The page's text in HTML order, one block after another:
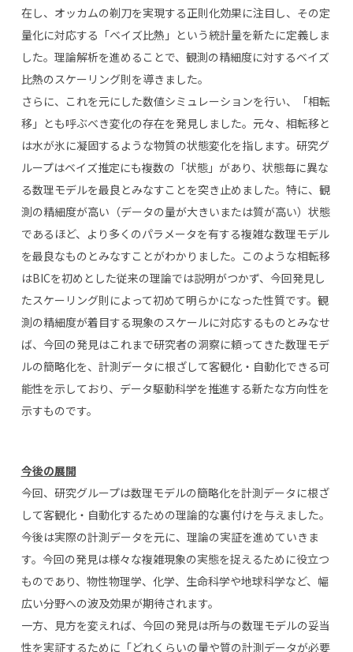
在し、オッカムの剃刀を実現する正則化効果に注目し、その定
量化に対応する「ベイズ比熱」という統計量を新たに定義しま
した。理論解析を進めることで、観測の精細度に対するベイズ
比熱のスケーリング則を導きました。
さらに、これを元にした数値シミュレーションを行い、「相転
移」とも呼ぶべき変化の存在を発見しました。元々、相転移と
は水が氷に凝固するような物質の状態変化を指します。研究グ
ループはベイズ推定にも複数の「状態」があり、状態毎に異な
る数理モデルを最良とみなすことを突き止めました。特に、観
測の精細度が高い（データの量が大きいまたは質が高い）状態
であるほど、より多くのパラメータを有する複雑な数理モデル
を最良なものとみなすことがわかりました。このような相転移
はBICを初めとした従来の理論では説明がつかず、今回発見し
たスケーリング則によって初めて明らかになった性質です。観
測の精細度が着目する現象のスケールに対応するものとみなせ
ば、今回の発見はこれまで研究者の洞察に頼ってきた数理モデ
ルの簡略化を、計測データに根ざして客観化・自動化できる可
能性を示しており、データ駆動科学を推進する新たな方向性を
示すものです。
今後の展開
今回、研究グループは数理モデルの簡略化を計測データに根ざ
して客観化・自動化するための理論的な裏付けを与えました。
今後は実際の計測データを元に、理論の実証を進めていきま
す。今回の発見は様々な複雑現象の実態を捉えるために役立つ
ものであり、物性物理学、化学、生命科学や地球科学など、幅
広い分野への波及効果が期待されます。
一方、見方を変えれば、今回の発見は所与の数理モデルの妥当
性を実証するために「どれくらいの量や質の計測データが必要